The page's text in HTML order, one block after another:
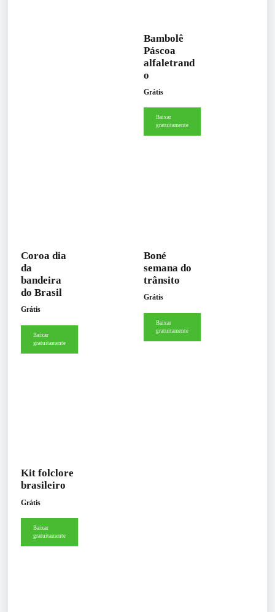
Bambolê
Páscoa
alfaletrand
o
Grátis
Baixar
gratuitamente
Coroa dia
da
bandeira
do Brasil
Grátis
Baixar
gratuitamente
Boné
semana do
trânsito
Grátis
Baixar
gratuitamente
Kit folclore
brasileiro
Grátis
Baixar
gratuitamente